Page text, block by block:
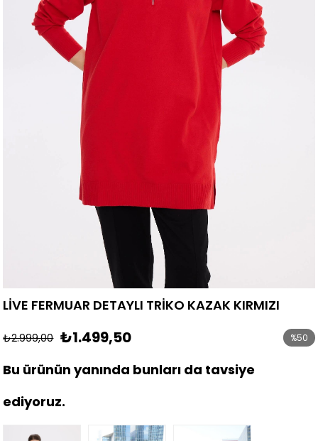
LİVE FERMUAR DETAYLI TRİKO KAZAK KIRMIZI
₺2.999,00 ₺1.499,50 %50
Bu ürünün yanında bunları da tavsiye
ediyoruz.